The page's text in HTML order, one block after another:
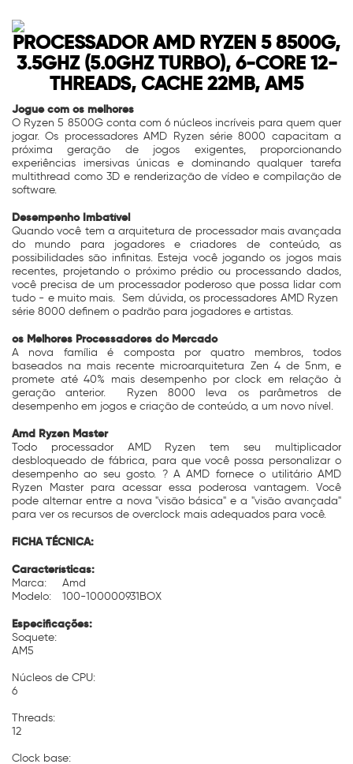
PROCESSADOR AMD RYZEN 5 8500G,
3.5GHZ (5.0GHZ TURBO), 6-CORE 12-
THREADS, CACHE 22MB, AM5
Jogue com os melhores
O Ryzen 5 8500G conta com 6 núcleos incríveis para quem quer
jogar. Os processadores AMD Ryzen série 8000 capacitam a
próxima geração de jogos exigentes, proporcionando
experiências imersivas únicas e dominando qualquer tarefa
multithread como 3D e renderização de vídeo e compilação de
software.
Desempenho Imbatível
Quando você tem a arquitetura de processador mais avançada
do mundo para jogadores e criadores de conteúdo, as
possibilidades são infinitas. Esteja você jogando os jogos mais
recentes, projetando o próximo prédio ou processando dados,
você precisa de um processador poderoso que possa lidar com
tudo - e muito mais. Sem dúvida, os processadores AMD Ryzen
série 8000 definem o padrão para jogadores e artistas.
os Melhores Processadores do Mercado
A nova família é composta por quatro membros, todos
baseados na mais recente microarquitetura Zen 4 de 5nm, e
promete até 40% mais desempenho por clock em relação à
geração anterior. Ryzen 8000 leva os parâmetros de
desempenho em jogos e criação de conteúdo, a um novo nível.
Amd Ryzen Master
Todo processador AMD Ryzen tem seu multiplicador
desbloqueado de fábrica, para que você possa personalizar o
desempenho ao seu gosto. ? A AMD fornece o utilitário AMD
Ryzen Master para acessar essa poderosa vantagem. Você
pode alternar entre a nova "visão básica" e a "visão avançada"
para ver os recursos de overclock mais adequados para você.
FICHA TÉCNICA:
Características:
Marca:
Amd
Modelo:
100-100000931BOX
Especificações:
Soquete:
AM5
Núcleos de CPU:
6
Threads:
12
Clock base: